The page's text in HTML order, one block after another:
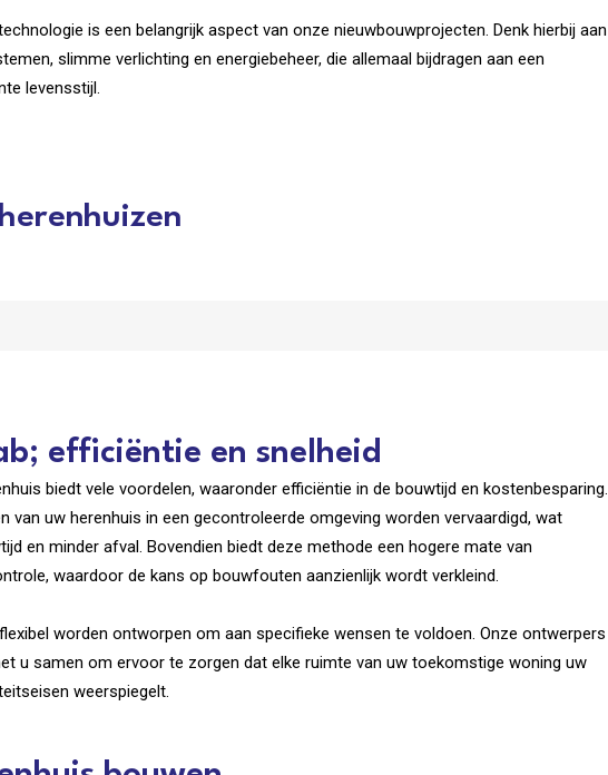
is een belangrijk aspect van onze nieuwbouwprojecten. Denk hierbij aan
slimme verlichting en energiebeheer, die allemaal bijdragen aan een
levensstijl.
efficiëntie en snelheid
biedt vele voordelen, waaronder efficiëntie in de bouwtijd en kostenbesparing.
van uw herenhuis in een gecontroleerde omgeving worden vervaardigd, wat
en minder afval. Bovendien biedt deze methode een hogere mate van
waardoor de kans op bouwfouten aanzienlijk wordt verkleind.
worden ontworpen om aan specifieke wensen te voldoen. Onze ontwerpers
u samen om ervoor te zorgen dat elke ruimte van uw toekomstige woning uw
weerspiegelt.